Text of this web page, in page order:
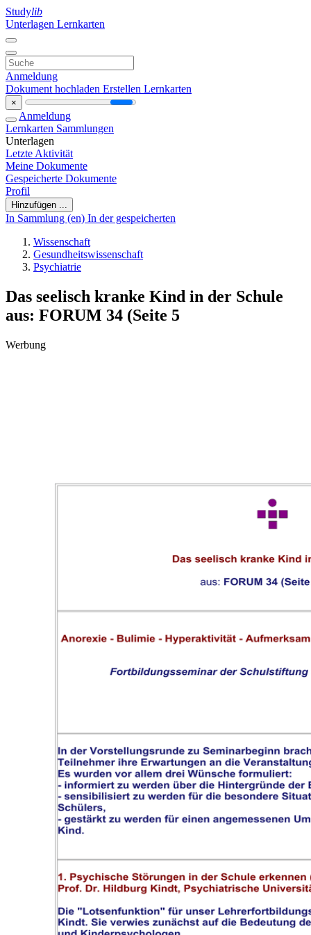
Studylib
Unterlagen Lernkarten
Anmeldung
Dokument hochladen Erstellen Lernkarten
×
Anmeldung
Lernkarten Sammlungen
Unterlagen
Letzte Aktivität
Meine Dokumente
Gespeicherte Dokumente
Profil
Hinzufügen ...
In Sammlung (en) In der gespeicherten
Wissenschaft
Gesundheitswissenschaft
Psychiatrie
Das seelisch kranke Kind in der Schule
aus: FORUM 34 (Seite 5
Werbung